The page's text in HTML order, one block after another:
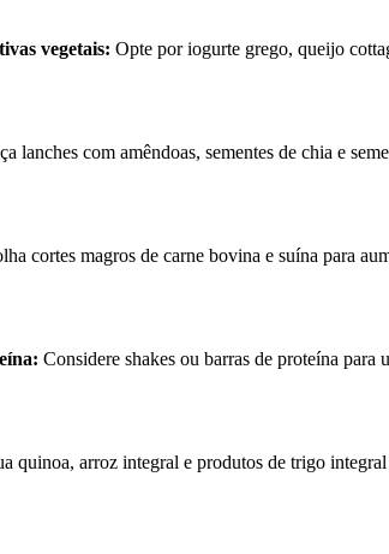
vegetais: Opte por iogurte grego, queijo
lanches com amêndoas, sementes de chia e
cortes magros de carne bovina e suína para
Considere shakes ou barras de proteína para
quinoa, arroz integral e produtos de trigo integral